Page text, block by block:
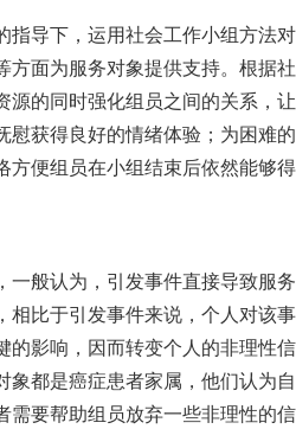
指导下，运用社会工作小组方法
方面为服务对象提供支持。根据
源的同时强化组员之间的关系，
慰获得良好的情绪体验；为困难
方便组员在小组结束后依然能够
一般认为，引发事件直接导致服
相比于引发事件来说，个人对该
的影响，因而转变个人的非理性
象都是癌症患者家属，他们认为
需要帮助组员放弃一些非理性的